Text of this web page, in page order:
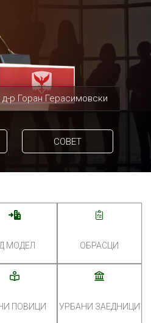
д-р Горан Герасимовски
СОВЕТ
МОДЕЛ ОБРАСЦИ
ПОВИЦИ УРБАНИ ЗАЕДНИЦИ